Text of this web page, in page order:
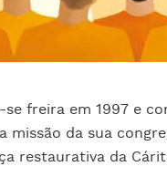
freira em 1997 e
missão da sua
restaurativa da